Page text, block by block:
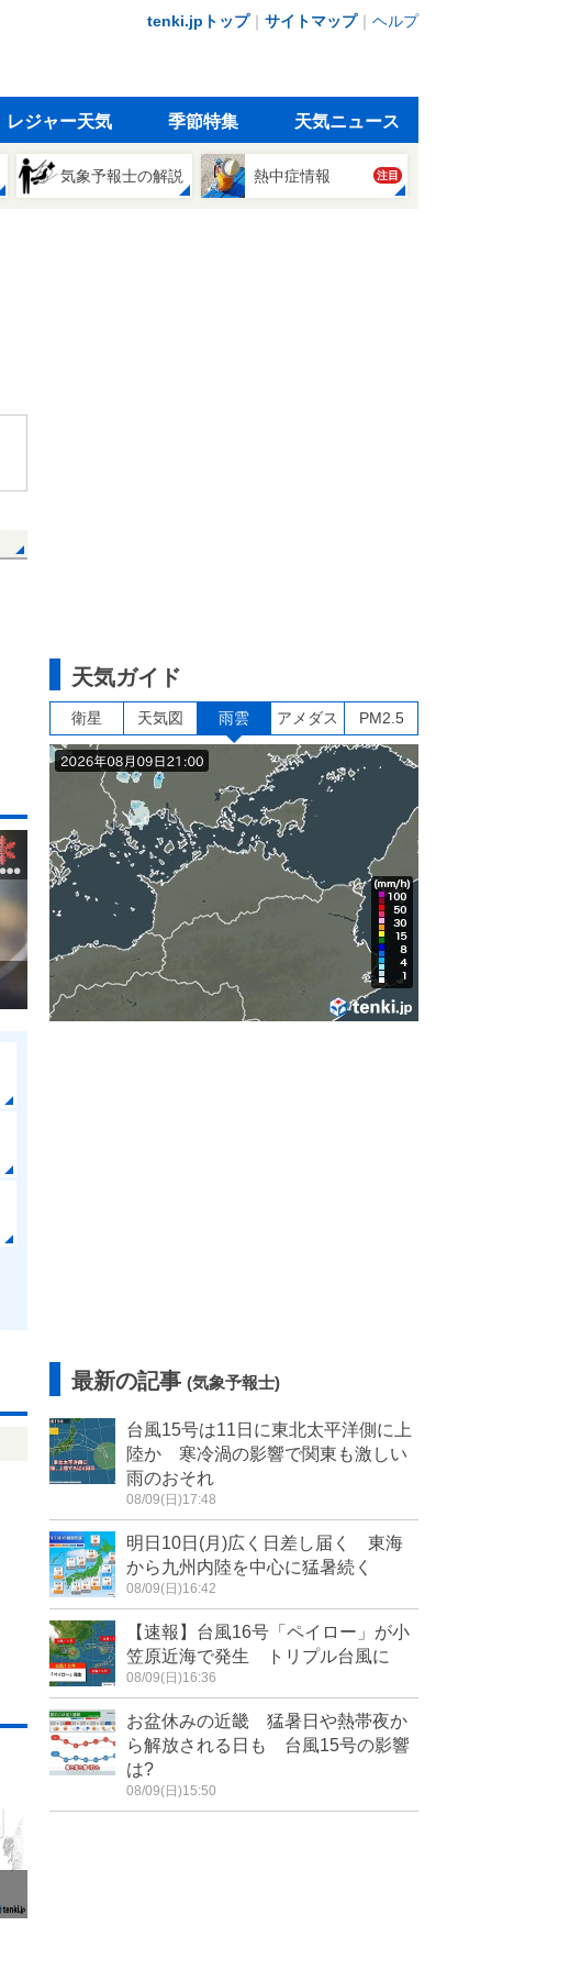
tenki.jpトップ｜ サイトマップ｜ ヘルプ
レジャー天気 季節特集 天気ニュース
気象予報士の解説 熱中症情報 注目
天気ガイド
衛星 天気図 雨雲 アメダス PM2.5
最新の記事 (気象予報士)
台風15号は11日に東北太平洋側に上
陸か 寒冷渦の影響で関東も激しい
雨のおそれ
08/09(日)17:48
明日10日(月)広く日差し届く 東海
から九州内陸を中心に猛暑続く
08/09(日)16:42
【速報】台風16号「ペイロー」が小
笠原近海で発生 トリプル台風に
08/09(日)16:36
お盆休みの近畿 猛暑日や熱帯夜か
ら解放される日も 台風15号の影響
は?
08/09(日)15:50